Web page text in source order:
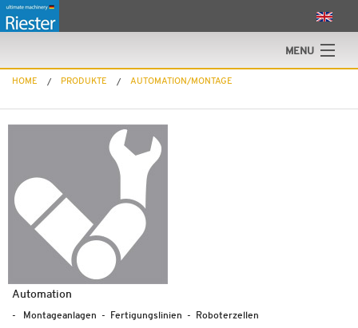
MENU
Home
Riester GmbH
Kontakt
Karriere
HOME PRODUKTE AUTOMATION/MONTAGE
Automation
- Montageanlagen - Fertigungslinien - Roboterzellen